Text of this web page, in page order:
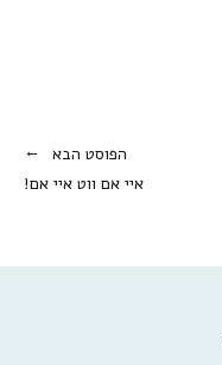
הפוסט הבא
איי אם ווט איי אם!